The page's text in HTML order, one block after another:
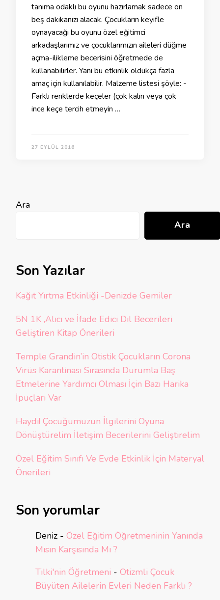
tanıma odaklı bu oyunu hazırlamak sadece on
beş dakikanızı alacak. Çocukların keyifle
oynayacağı bu oyunu özel eğitimci
arkadaşlarımız ve çocuklarımızın aileleri düğme
açma-ilikleme becerisini öğretmede de
kullanabilirler. Yani bu etkinlik oldukça fazla
amaç için kullanılabilir. Malzeme listesi şöyle: -
Farklı renklerde keçeler (çok kalın veya çok
ince keçe tercih etmeyin …
27 EYLÜL 2016
Ara
Ara
Son Yazılar
Kağıt Yırtma Etkinliği -Denizde Gemiler
5N 1K ,Alıcı ve İfade Edici Dil Becerileri
Geliştiren Kitap Önerileri
Temple Grandin’in Otistik Çocukların Corona
Virüs Karantinası Sırasında Durumla Baş
Etmelerine Yardımcı Olması İçin Bazı Harika
İpuçları Var
Haydi! Çocuğumuzun İlgilerini Oyuna
Dönüştürelim İletişim Becerilerini Geliştirelim
Özel Eğitim Sınıfı Ve Evde Etkinlik İçin Materyal
Önerileri
Son yorumlar
Deniz - Özel Eğitim Öğretmeninin Yanında
Mısın Karşısında Mı ?
Tilki'nin Öğretmeni - Otizmli Çocuk
Büyüten Ailelerin Evleri Neden Farklı ?